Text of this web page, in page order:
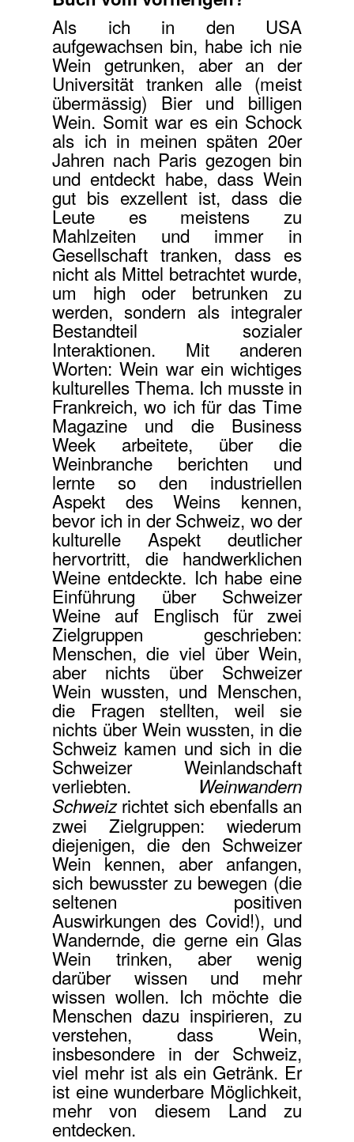
Als ich in den USA
aufgewachsen bin, habe ich nie
Wein getrunken, aber an der
Universität tranken alle (meist
übermässig) Bier und billigen
Wein. Somit war es ein Schock
als ich in meinen späten 20er
Jahren nach Paris gezogen bin
und entdeckt habe, dass Wein
gut bis exzellent ist, dass die
Leute es meistens zu
Mahlzeiten und immer in
Gesellschaft tranken, dass es
nicht als Mittel betrachtet wurde,
um high oder betrunken zu
werden, sondern als integraler
Bestandteil sozialer
Interaktionen. Mit anderen
Worten: Wein war ein wichtiges
kulturelles Thema. Ich musste in
Frankreich, wo ich für das Time
Magazine und die Business
Week arbeitete, über die
Weinbranche berichten und
lernte so den industriellen
Aspekt des Weins kennen,
bevor ich in der Schweiz, wo der
kulturelle Aspekt deutlicher
hervortritt, die handwerklichen
Weine entdeckte. Ich habe eine
Einführung über Schweizer
Weine auf Englisch für zwei
Zielgruppen geschrieben:
Menschen, die viel über Wein,
aber nichts über Schweizer
Wein wussten, und Menschen,
die Fragen stellten, weil sie
nichts über Wein wussten, in die
Schweiz kamen und sich in die
Schweizer Weinlandschaft
verliebten. Weinwandern
Schweizrichtet sich ebenfalls an
zwei Zielgruppen: wiederum
diejenigen, die den Schweizer
Wein kennen, aber anfangen,
sich bewusster zu bewegen (die
seltenen positiven
Auswirkungen des Covid!), und
Wandernde, die gerne ein Glas
Wein trinken, aber wenig
darüber wissen und mehr
wissen wollen. Ich möchte die
Menschen dazu inspirieren, zu
verstehen, dass Wein,
insbesondere in der Schweiz,
viel mehr ist als ein Getränk. Er
ist eine wunderbare Möglichkeit,
mehr von diesem Land zu
entdecken.